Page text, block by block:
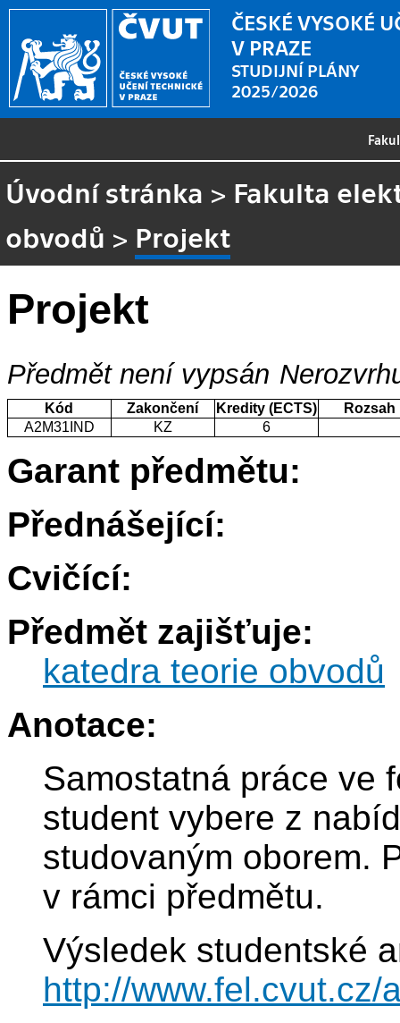
ČESKÉ VYSOKÉ
V PRAZE
STUDIJNÍ PLÁNY
2025/2026
Úvodní stránka > Fakulta
obvodů > Projekt
Projekt
Předmět není vypsán
Kód Zakončení Kredity (ECTS)
Rozsah
A2M31IND
KZ 6
Garant předmětu:
Přednášející:
Cvičící:
Předmět zajišťuje:
katedra teorie obvodů
Anotace:
Samostatná práce ve
student vybere z
studovaným oborem.
v rámci předmětu.
Výsledek studentské
http://www.fel.cvut.cz/